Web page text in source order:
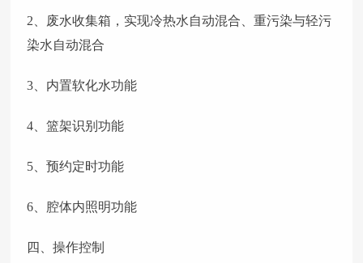
2、废水收集箱，实现冷热水自动混合、重污染与轻污
染水自动混合
3、内置软化水功能
4、篮架识别功能
5、预约定时功能
6、腔体内照明功能
四、操作控制